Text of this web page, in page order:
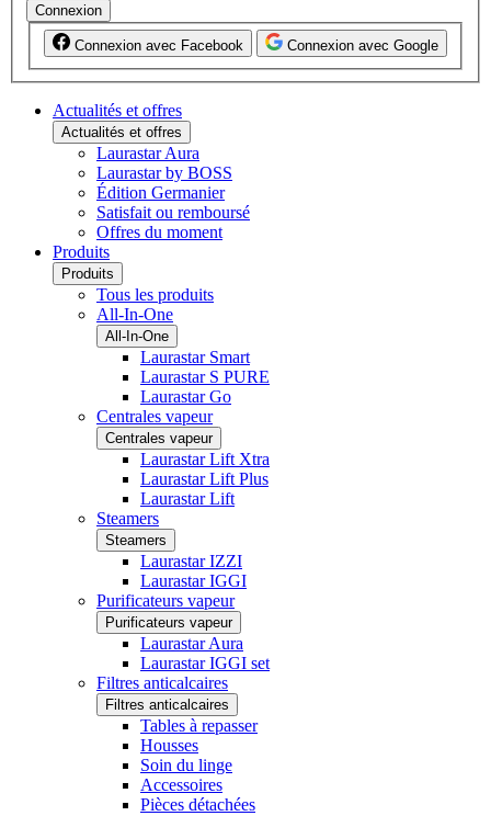
Connexion
Connexion avec Facebook Connexion avec Google
Actualités et offres
Actualités et offres
Laurastar Aura
Laurastar by BOSS
Édition Germanier
Satisfait ou remboursé
Offres du moment
Produits
Produits
Tous les produits
All-In-One
All-In-One
Laurastar Smart
Laurastar S PURE
Laurastar Go
Centrales vapeur
Centrales vapeur
Laurastar Lift Xtra
Laurastar Lift Plus
Laurastar Lift
Steamers
Steamers
Laurastar IZZI
Laurastar IGGI
Purificateurs vapeur
Purificateurs vapeur
Laurastar Aura
Laurastar IGGI set
Filtres anticalcaires
Filtres anticalcaires
Tables à repasser
Housses
Soin du linge
Accessoires
Pièces détachées